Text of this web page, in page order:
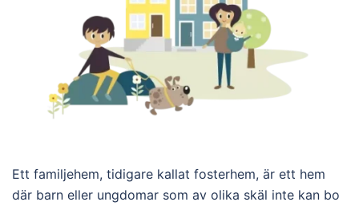
Ett familjehem, tidigare kallat fosterhem, är ett hem
där barn eller ungdomar som av olika skäl inte kan bo